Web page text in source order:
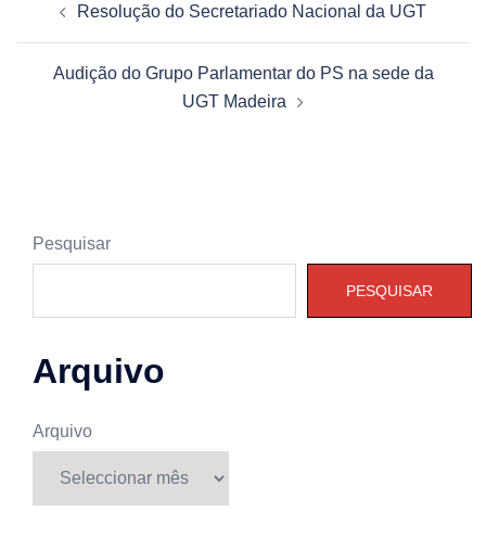
Resolução do Secretariado Nacional da UGT
Audição do Grupo Parlamentar do PS na sede da
UGT Madeira
Pesquisar
PESQUISAR
Arquivo
Arquivo